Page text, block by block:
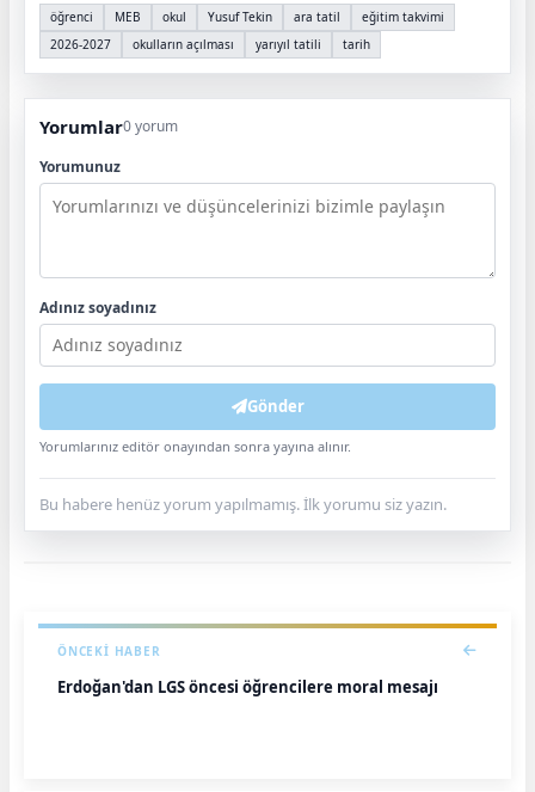
öğrenci MEB okul Yusuf Tekin ara tatil
eğitim takvimi
2026-2027
okulların açılması yarıyıl tatili tarih
Yorumlar0 yorum
Yorumunuz
Adınız soyadınız
Gönder
Yorumlarınız editör onayından sonra yayına alınır.
Bu habere henüz yorum yapılmamış. İlk yorumu siz yazın.
ÖNCEKI HABER
Erdoğan'dan LGS öncesi öğrencilere moral mesajı